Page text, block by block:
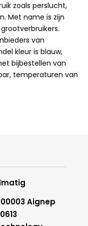
zoals perslucht,
Met name is zijn
van
kleur is blauw,
bijbestellen van
temperaturen van
Aignep